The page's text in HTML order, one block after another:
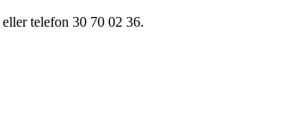
eller telefon 30 70 02 36.